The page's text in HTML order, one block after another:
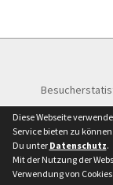
Diese Webseite
Service bieten zu
Du unter Datenschutz.
Mit der Nutzung der
Verwendung von